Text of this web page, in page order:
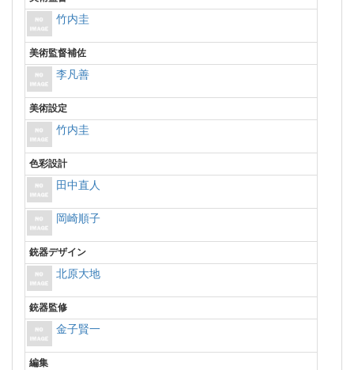
竹内圭
美術監督補佐
李凡善
美術設定
竹内圭
色彩設計
田中直人
岡崎順子
銃器デザイン
北原大地
銃器監修
金子賢一
編集